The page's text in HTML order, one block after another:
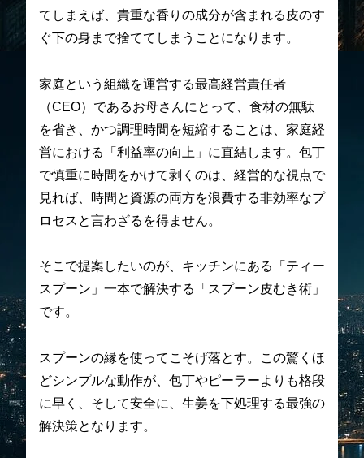
てしまえば、貴重な香りの成分が含まれる皮のす
ぐ下の身まで捨ててしまうことになります。
家庭という組織を運営する最高経営責任者
（CEO）であるお母さんにとって、食材の無駄
を省き、かつ調理時間を短縮することは、家庭経
営における「利益率の向上」に直結します。包丁
で慎重に時間をかけて剥くのは、経営的な視点で
見れば、時間と資源の両方を浪費する非効率なプ
ロセスと言わざるを得ません。
そこで提案したいのが、キッチンにある「ティー
スプーン」一本で解決する「スプーン皮むき術」
です。
スプーンの縁を使ってこそげ落とす。この驚くほ
どシンプルな動作が、包丁やピーラーよりも格段
に早く、そして安全に、生姜を下処理する最強の
解決策となります。